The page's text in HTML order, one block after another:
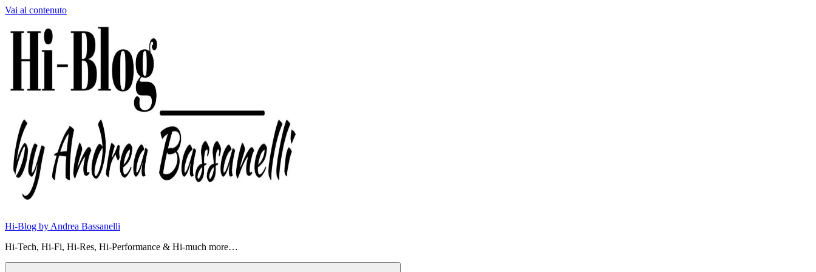
Vai al contenuto
Hi-Blog by Andrea Bassanelli
Hi-Tech, Hi-Fi, Hi-Res, Hi-Performance & Hi-much more…